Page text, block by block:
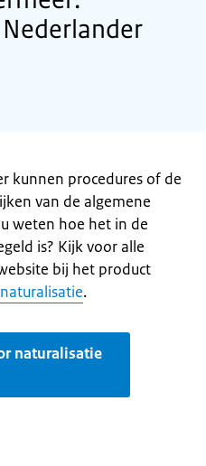
kunnen procedures of de
van de algemene
weten hoe het in de
is? Kijk voor alle
bij het product
.
naturalisatie